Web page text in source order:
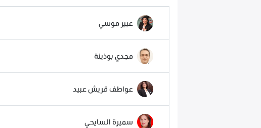
مجدي بوذينة
عبير موسي
سميرة السايحي
عواطف قريش عبيد